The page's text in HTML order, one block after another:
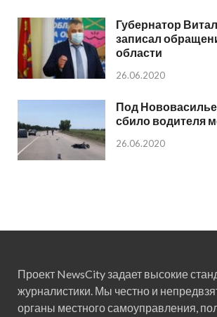
Губернатор
записал
области
26.06.2020
Под
сбило водителя
26.06.2020
Проект NewsCity задает высокие
журналистики. Мы честно и
органы местного самоуправления,